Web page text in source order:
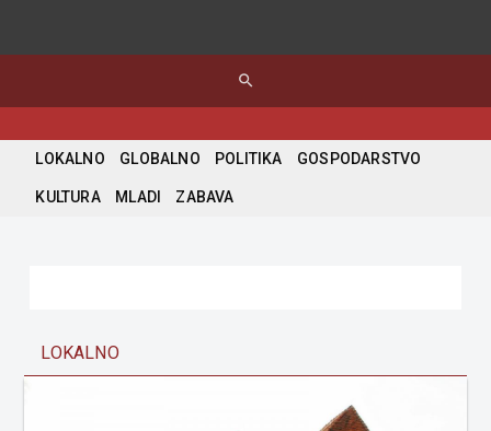
search
LOKALNO GLOBALNO POLITIKA GOSPODARSTVO
KULTURA MLADI ZABAVA
LOKALNO